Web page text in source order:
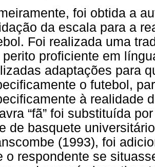
foi obtida a
da escala para a
Foi realizada uma
perito proficiente em
adaptações para
o futebol,
à realidade
“fã” foi substituída
de basquete
(1993), foi
o respondente se